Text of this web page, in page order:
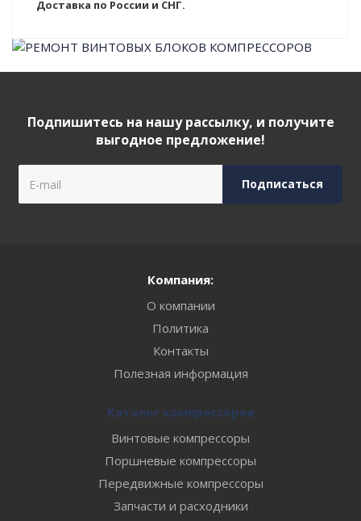
Доставка по России и СНГ.
Подпишитесь на нашу рассылку, и получите
выгодное предложение!
Компания:
О компании
Политика
Контакты
Полезная информация
Каталог компрессоров
Винтовые компрессоры
Поршневые компрессоры
Передвижные компрессоры
Запчасти и расходники